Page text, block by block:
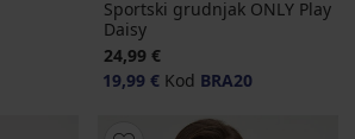
Sportski grudnjak ONLY Play
Daisy
24,99 €
19,99 € Kod BRA20